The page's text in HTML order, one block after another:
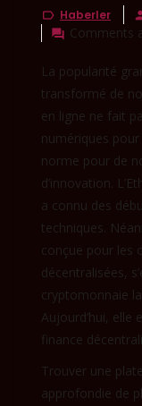
 Haberler
 Comments
La popularité
transformé de
en ligne ne fait
numériques
norme pour de
d’innovation.
a connu des
techniques.
conçue pour les
décentralisées,
cryptomonnaie
Aujourd’hui, elle
finance
Trouver une
approfondie de